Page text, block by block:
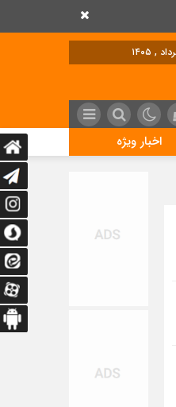
اخبار ویژه
پروژه «کوی ارم» زنجان به صورت